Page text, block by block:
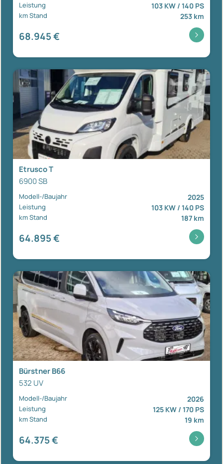
Leistung 103 KW / 140 PS
km Stand 253 km
68.945 €
Etrusco T
6900 SB
Modell-/Baujahr 2025
Leistung 103 KW / 140 PS
km Stand 187 km
64.895 €
Bürstner B66
532 UV
Modell-/Baujahr 2026
Leistung 125 KW / 170 PS
km Stand 19 km
64.375 €